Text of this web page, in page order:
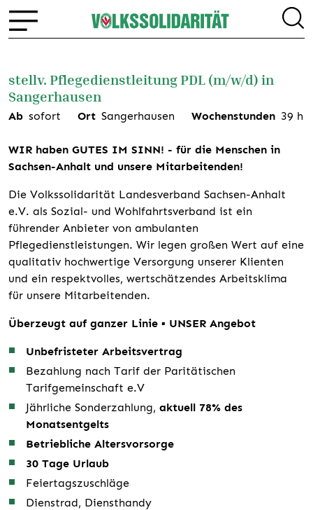
stellv. Pflegedienstleitung PDL (m/w/d) in
Sangerhausen
Ab sofort Ort Sangerhausen Wochenstunden 39 h
WIR haben GUTES IM SINN! - für die Menschen in
Sachsen-Anhalt und unsere Mitarbeitenden!
Die Volkssolidarität Landesverband Sachsen-Anhalt
e.V. als Sozial- und Wohlfahrtsverband ist ein
führender Anbieter von ambulanten
Pflegedienstleistungen. Wir legen großen Wert auf eine
qualitativ hochwertige Versorgung unserer Klienten
und ein respektvolles, wertschätzendes Arbeitsklima
für unsere Mitarbeitenden.
Überzeugt auf ganzer Linie ▪ UNSER Angebot
Unbefristeter Arbeitsvertrag
Bezahlung nach Tarif der Paritätischen
Tarifgemeinschaft e.V
Jährliche Sonderzahlung, aktuell 78% des
Monatsentgelts
Betriebliche Altersvorsorge
30 Tage Urlaub
Feiertagszuschläge
Dienstrad, Diensthandy